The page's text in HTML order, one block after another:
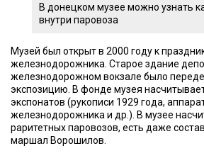
В донецком музее можно узнать
внутри паровоза
Музей был открыт в 2000 году к
железнодорожника. Старое здание
железнодорожном вокзале было
экспозицию. В фонде музея
экспонатов (рукописи 1929 года,
железнодорожника и др.). В музее
раритетных паровозов, есть даже
маршал Ворошилов.